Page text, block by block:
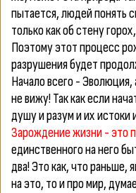
пытается, людей понять
только как об стену
Поэтому этот процесс
разрушения будет
Начало всего - Эволюция,
не вижу! Так как если
душу и разум и их истоки
Зарождение жизни - это
единственного на него
два! Это как, что раньше,
на это, то и про мир,